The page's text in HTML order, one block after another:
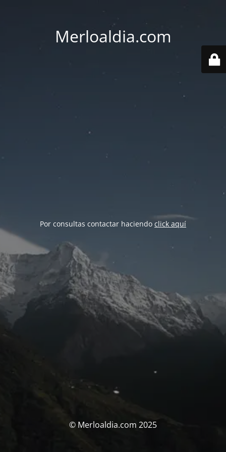
Merloaldia.com
Por consultas contactar haciendo click aquí
© Merloaldia.com 2025